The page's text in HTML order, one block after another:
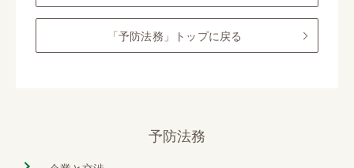
「予防法務」トップに戻る
予防法務